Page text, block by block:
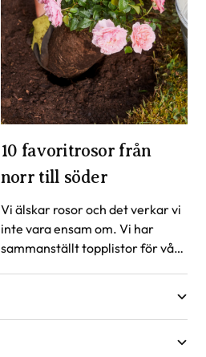
10 favoritrosor från
norr till söder
Vi älskar rosor och det verkar vi
inte vara ensam om. Vi har
sammanställt topplistor för våra